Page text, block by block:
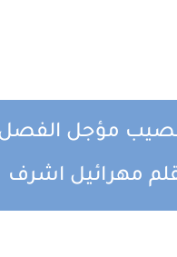
نصيب مؤجل الفصل
مهرائيل اشرف